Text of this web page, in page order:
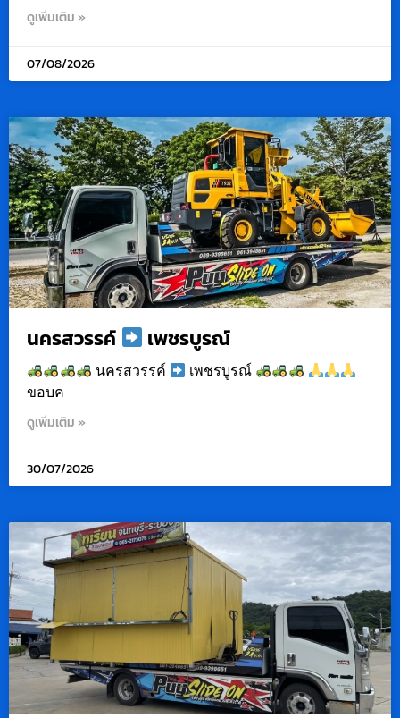
ดูเพิ่มเติม »
07/08/2026
นครสวรรค์ เพชรบูรณ์
นครสวรรค์
เพชรบูรณ์
ขอบค
ดูเพิ่มเติม »
30/07/2026